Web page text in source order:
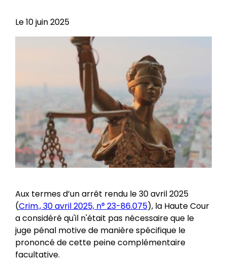
Le10 juin 2025
Aux termes d’un arrêt rendu le 30 avril 2025
(Crim., 30 avril 2025, n° 23-86.075), la Haute Cour
a considéré qu'il n'était pas nécessaire que le
juge pénal motive de manière spécifique le
prononcé de cette peine complémentaire
facultative.